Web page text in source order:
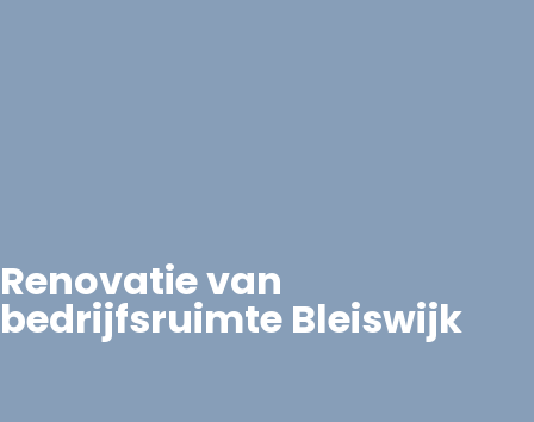
Renovatie van
bedrijfsruimte Bleiswijk